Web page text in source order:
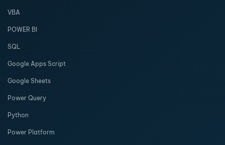
VBA
POWER BI
SQL
Google Apps Script
Google Sheets
Power Query
Python
Power Platform